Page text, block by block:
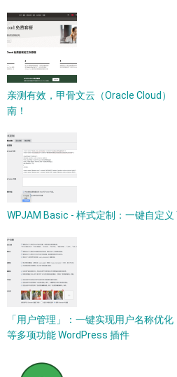
亲测有效，甲骨文云（Oracle Cloud）
南！
WPJAM Basic - 样式定制：一键自定
「用户管理」：一键实现用户名称优
等多项功能 WordPress 插件